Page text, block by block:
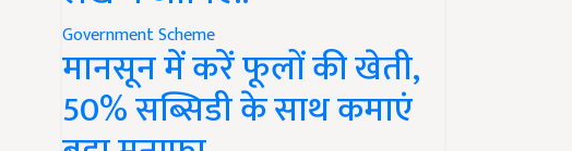
Government Scheme
मानसून में करें फूलों की खेती,
50% सब्सिडी के साथ कमाएं